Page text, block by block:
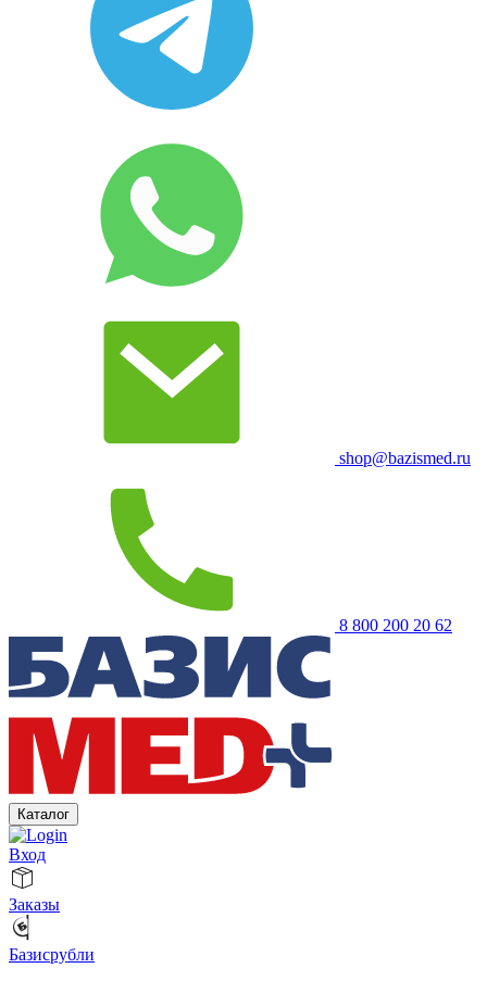
shop@bazismed.ru
8 800 200 20 62
Каталог
Вход
Заказы
Базисрубли